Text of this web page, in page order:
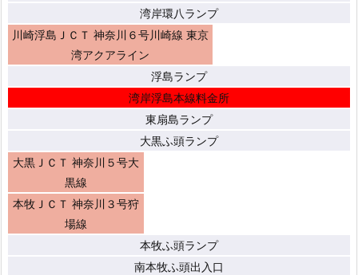
湾岸環八ランプ
川崎浮島ＪＣＴ 神奈川６号川崎線 東京
湾アクアライン
浮島ランプ
湾岸浮島本線料金所
東扇島ランプ
大黒ふ頭ランプ
大黒ＪＣＴ 神奈川５号大
黒線
本牧ＪＣＴ 神奈川３号狩
場線
本牧ふ頭ランプ
南本牧ふ頭出入口